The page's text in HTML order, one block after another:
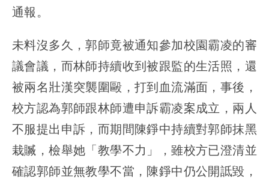
通報。
未料沒多久，郭師竟被通知參加校園霸凌的審
議會議，而林師持續收到被跟監的生活照，還
被兩名壯漢突襲圍毆，打到血流滿面，事後，
校方認為郭師跟林師遭申訴霸凌案成立，兩人
不服提出申訴，而期間陳錚中持續對郭師抹黑
栽贓，檢舉她「教學不力」，雖校方已澄清並
確認郭師並無教學不當，陳錚中仍公開詆毀，